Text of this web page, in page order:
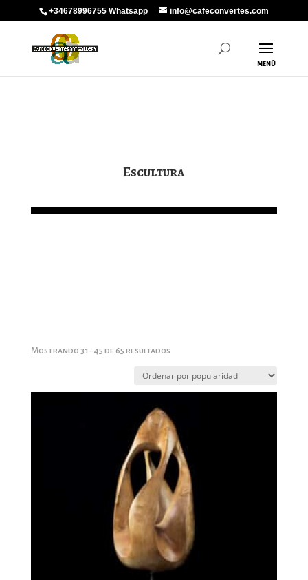
+34678996755 Whatsapp info@cafeconvertes.com
Escultura
Mostrando 31–45 de 65 resultadosOrdenado
popularidad